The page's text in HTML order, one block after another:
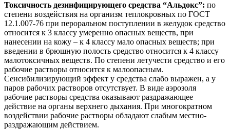
Токсичность дезинфицирующего средства “Альдокс”: по
степени воздействия на организм теплокровных по ГОСТ
12.1.007-76 при пероральном поступлении в желудок средство
относится к 3 классу умеренно опасных веществ, при
нанесении на кожу – к 4 классу мало опасных веществ; при
введении в брюшную полость средство относится к 4 классу
малотоксичных веществ. По степени летучести средство и его
рабочие растворы относится к малоопасным.
Сенсибилизирующий эффект у средства слабо выражен, а у
паров рабочих растворов отсутствует. В виде аэрозоля
рабочие растворы средства оказывают раздражающее
действие на органы верхнего дыхания. При многократном
воздействии рабочие растворы обладают слабым местно-
раздражающим действием.